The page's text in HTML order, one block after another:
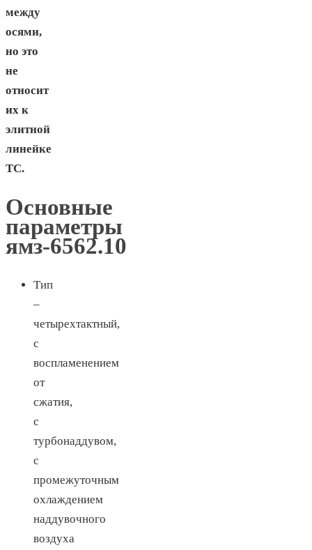
между
осями,
но это
не
относит
их к
элитной
линейке
ТС.
Основные
параметры
ямз-6562.10
Тип
–
четырехтактный,
с
воспламенением
от
сжатия,
с
турбонаддувом,
с
промежуточным
охлаждением
наддувочного
воздуха